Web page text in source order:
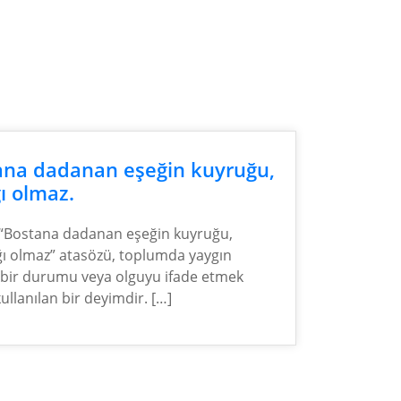
dadanan eşeğin kuyruğu,
olmaz.
dadanan eşeğin kuyruğu,
olmaz” atasözü, toplumda yaygın
durumu veya olguyu ifade etmek
bir deyimdir. […]